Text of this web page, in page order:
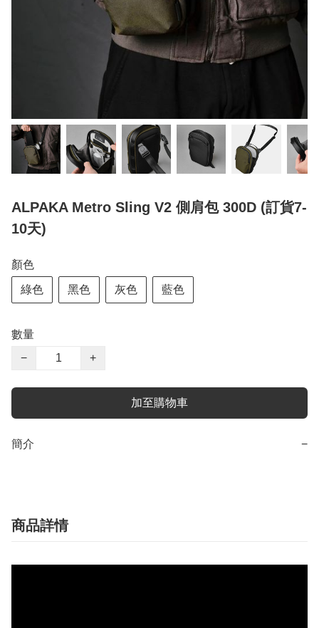
ALPAKA Metro Sling V2 側肩包 300D (訂貨7-
10天)
顏色
綠色 黑色 灰色 藍色
數量
−
+
加至購物車
簡介 −
商品詳情